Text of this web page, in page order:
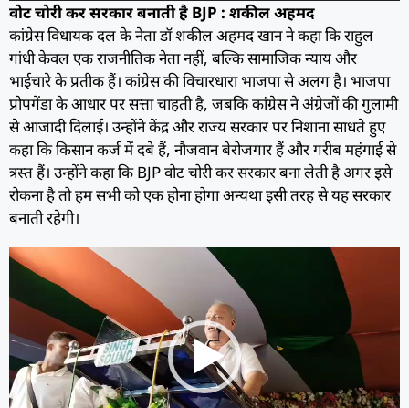
वोट चोरी कर सरकार बनाती है BJP : शकील अहमद
कांग्रेस विधायक दल के नेता डॉ शकील अहमद खान ने कहा कि राहुल
गांधी केवल एक राजनीतिक नेता नहीं, बल्कि सामाजिक न्याय और
भाईचारे के प्रतीक हैं। कांग्रेस की विचारधारा भाजपा से अलग है। भाजपा
प्रोपगेंडा के आधार पर सत्ता चाहती है, जबकि कांग्रेस ने अंग्रेजों की गुलामी
से आजादी दिलाई। उन्होंने केंद्र और राज्य सरकार पर निशाना साधते हुए
कहा कि किसान कर्ज में दबे हैं, नौजवान बेरोजगार हैं और गरीब महंगाई से
त्रस्त हैं। उन्होंने कहा कि BJP वोट चोरी कर सरकार बना लेती है अगर इसे
रोकना है तो हम सभी को एक होना होगा अन्यथा इसी तरह से यह सरकार
बनाती रहेगी।
Video
Player